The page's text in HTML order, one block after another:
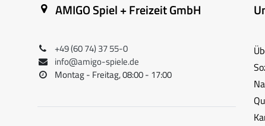
AMIGO Spiel + Freizeit GmbH
+49 (60 74) 37 55-0
info@amigo-spiele.de
Montag - Freitag, 08:00 - 17:00